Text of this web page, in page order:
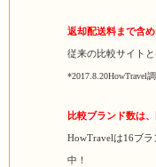
返却配送料まで含
従来の比較サイト
*2017.8.20HowTravel
比較ブランド数は
HowTravelは16ブランドの正式
中！